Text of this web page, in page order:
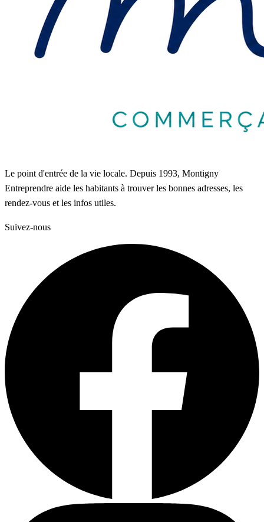
Le point d'entrée de la vie locale. Depuis 1993, Montigny
Entreprendre aide les habitants à trouver les bonnes adresses, les
rendez-vous et les infos utiles.
Suivez-nous